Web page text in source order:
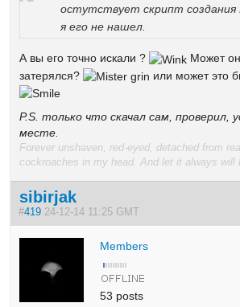
остутствует скрипт создания
я его не нашел.
А вы его точно искали ?
Может
затерялся?
или может это
P.S. только что скачал сам, проверил,
месте.
Forever unshaven, red-eyed, detached from
cockroaches in my head. And let it always will
sibirjak
#419 24-12-14 11:25 GMT
Members
53 posts